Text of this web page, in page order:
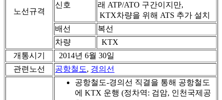
노선규격
신호
래 ATP/ATO 구간이지만,
KTX차량을 위해 ATS 추가 설치
배선
복선
차량
KTX
개통시기
2014년 6월 30일
관련노선
공항철도, 경의선
공항철도-경의선 직결을 통해 공항철도
에 KTX 운행 (정차역: 검암, 인천국제공